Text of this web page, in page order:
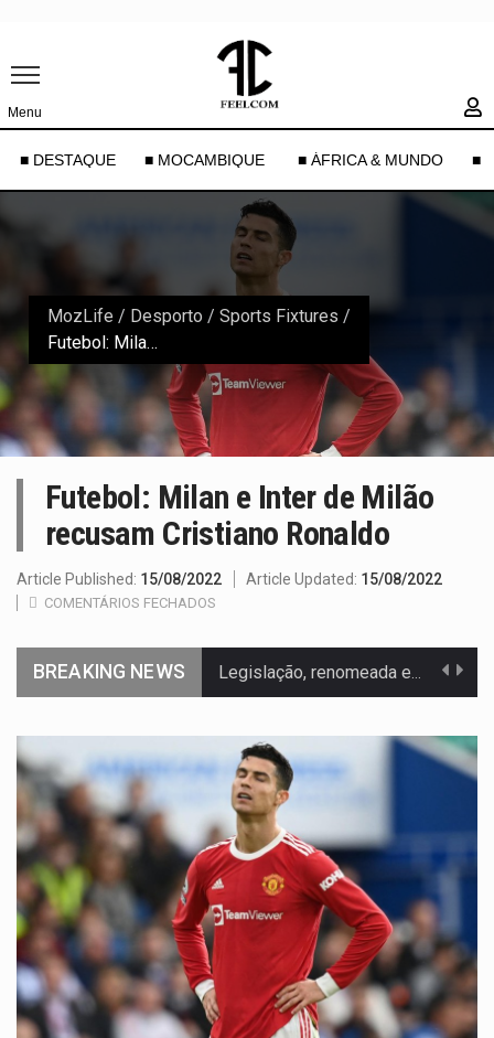
Menu
■ DESTAQUE ■ MOCAMBIQUE ■ ÁFRICA & MUNDO ■
MozLife / Desporto / Sports Fixtures /
Futebol: Milan e Inter de Milão recusam Cristiano Ronaldo
Futebol: Milan e Inter de Milão
recusam Cristiano Ronaldo
Article Published: 15/08/2022 Article Updated: 15/08/2022
COMENTÁRIOS FECHADOS
BREAKING NEWS Legislação, renomeada em homenagem ao falecido senador Lindsey Graham, foi…
A descoberta representa um marco para a astronomia moderna. Embora…
Segundo as autoridades canadianas, mais de 200 incêndios florestais continuam…
De acordo com as autoridades de saúde da Faixa de…
A polícia moçambicana anunciou a detenção de mais um suspeito…